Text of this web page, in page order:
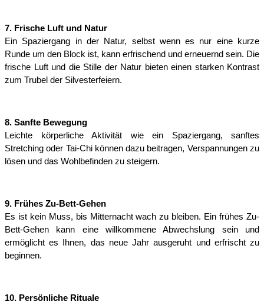
7. Frische Luft und Natur
Ein Spaziergang in der Natur, selbst wenn es nur eine kurze
Runde um den Block ist, kann erfrischend und erneuernd sein. Die
frische Luft und die Stille der Natur bieten einen starken Kontrast
zum Trubel der Silvesterfeiern.
8. Sanfte Bewegung
Leichte körperliche Aktivität wie ein Spaziergang, sanftes
Stretching oder Tai-Chi können dazu beitragen, Verspannungen zu
lösen und das Wohlbefinden zu steigern.
9. Frühes Zu-Bett-Gehen
Es ist kein Muss, bis Mitternacht wach zu bleiben. Ein frühes Zu-
Bett-Gehen kann eine willkommene Abwechslung sein und
ermöglicht es Ihnen, das neue Jahr ausgeruht und erfrischt zu
beginnen.
10. Persönliche Rituale